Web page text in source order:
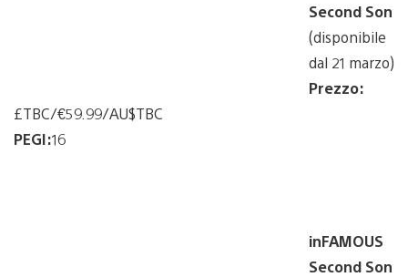
Second Son
(disponibile
dal 21 marzo)
Prezzo:
£TBC/€59.99/AU$TBC
PEGI:16
inFAMOUS
Second Son